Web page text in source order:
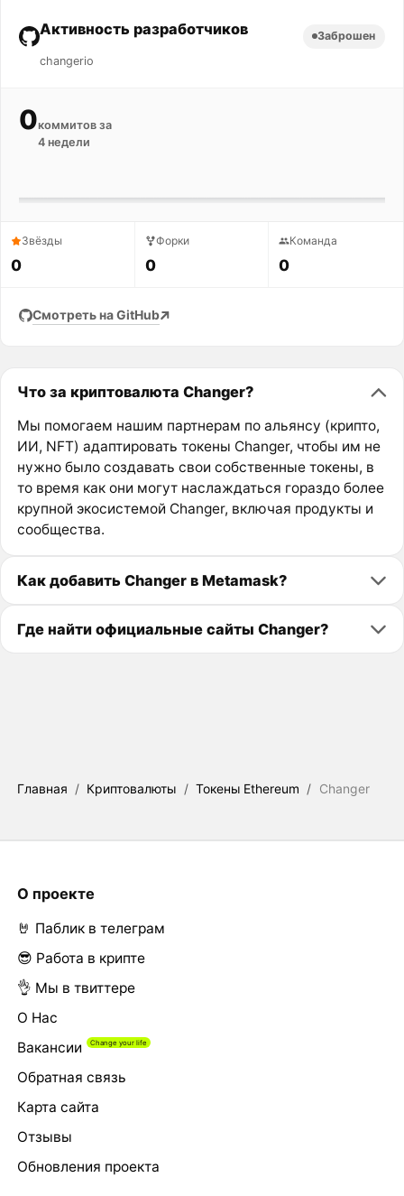
Активность разработчиков
changerio
Заброшен
0коммитов за
4 недели
Звёзды
0
Форки
0
Команда
0
Смотреть на GitHub
Что за криптовалюта Changer?
Мы помогаем нашим партнерам по альянсу (крипто,
ИИ, NFT) адаптировать токены Changer, чтобы им не
нужно было создавать свои собственные токены, в
то время как они могут наслаждаться гораздо более
крупной экосистемой Changer, включая продукты и
сообщества.
Как добавить Changer в Metamask?
Где найти официальные сайты Changer?
Главная / Криптовалюты / Токены Ethereum / Changer
О проекте
🤘 Паблик в телеграм
😎 Работа в крипте
👌 Мы в твиттере
О Нас
Вакансии
Обратная связь
Карта сайта
Отзывы
Обновления проекта